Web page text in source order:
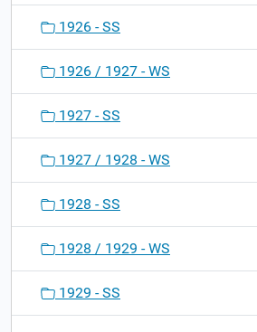
1926 - SS
1926 / 1927 - WS
1927 - SS
1927 / 1928 - WS
1928 - SS
1928 / 1929 - WS
1929 - SS